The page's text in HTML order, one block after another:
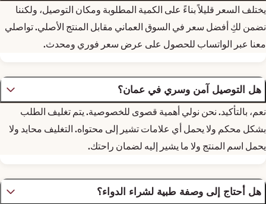
يختلف السعر قليلاً بناءً على الكمية المطلوبة ومكان التوصيل، ولكننا
نضمن لكِ أفضل سعر في السوق العماني مقابل المنتج الأصلي. تواصلي
معنا عبر الواتساب للحصول على عرض سعر فوري ومحدث.
هل التوصيل آمن وسري في عمان؟
نعم، بالتأكيد. نحن نولي أهمية قصوى للخصوصية. يتم تغليف الطلب
بشكل محكم ولا يحمل أي علامات تشير إلى محتواه. التغليف محايد ولا
يحمل اسم المنتج ولا ما يشير إليه لضمان راحتك.
هل أحتاج إلى وصفة طبية لشراء الدواء؟